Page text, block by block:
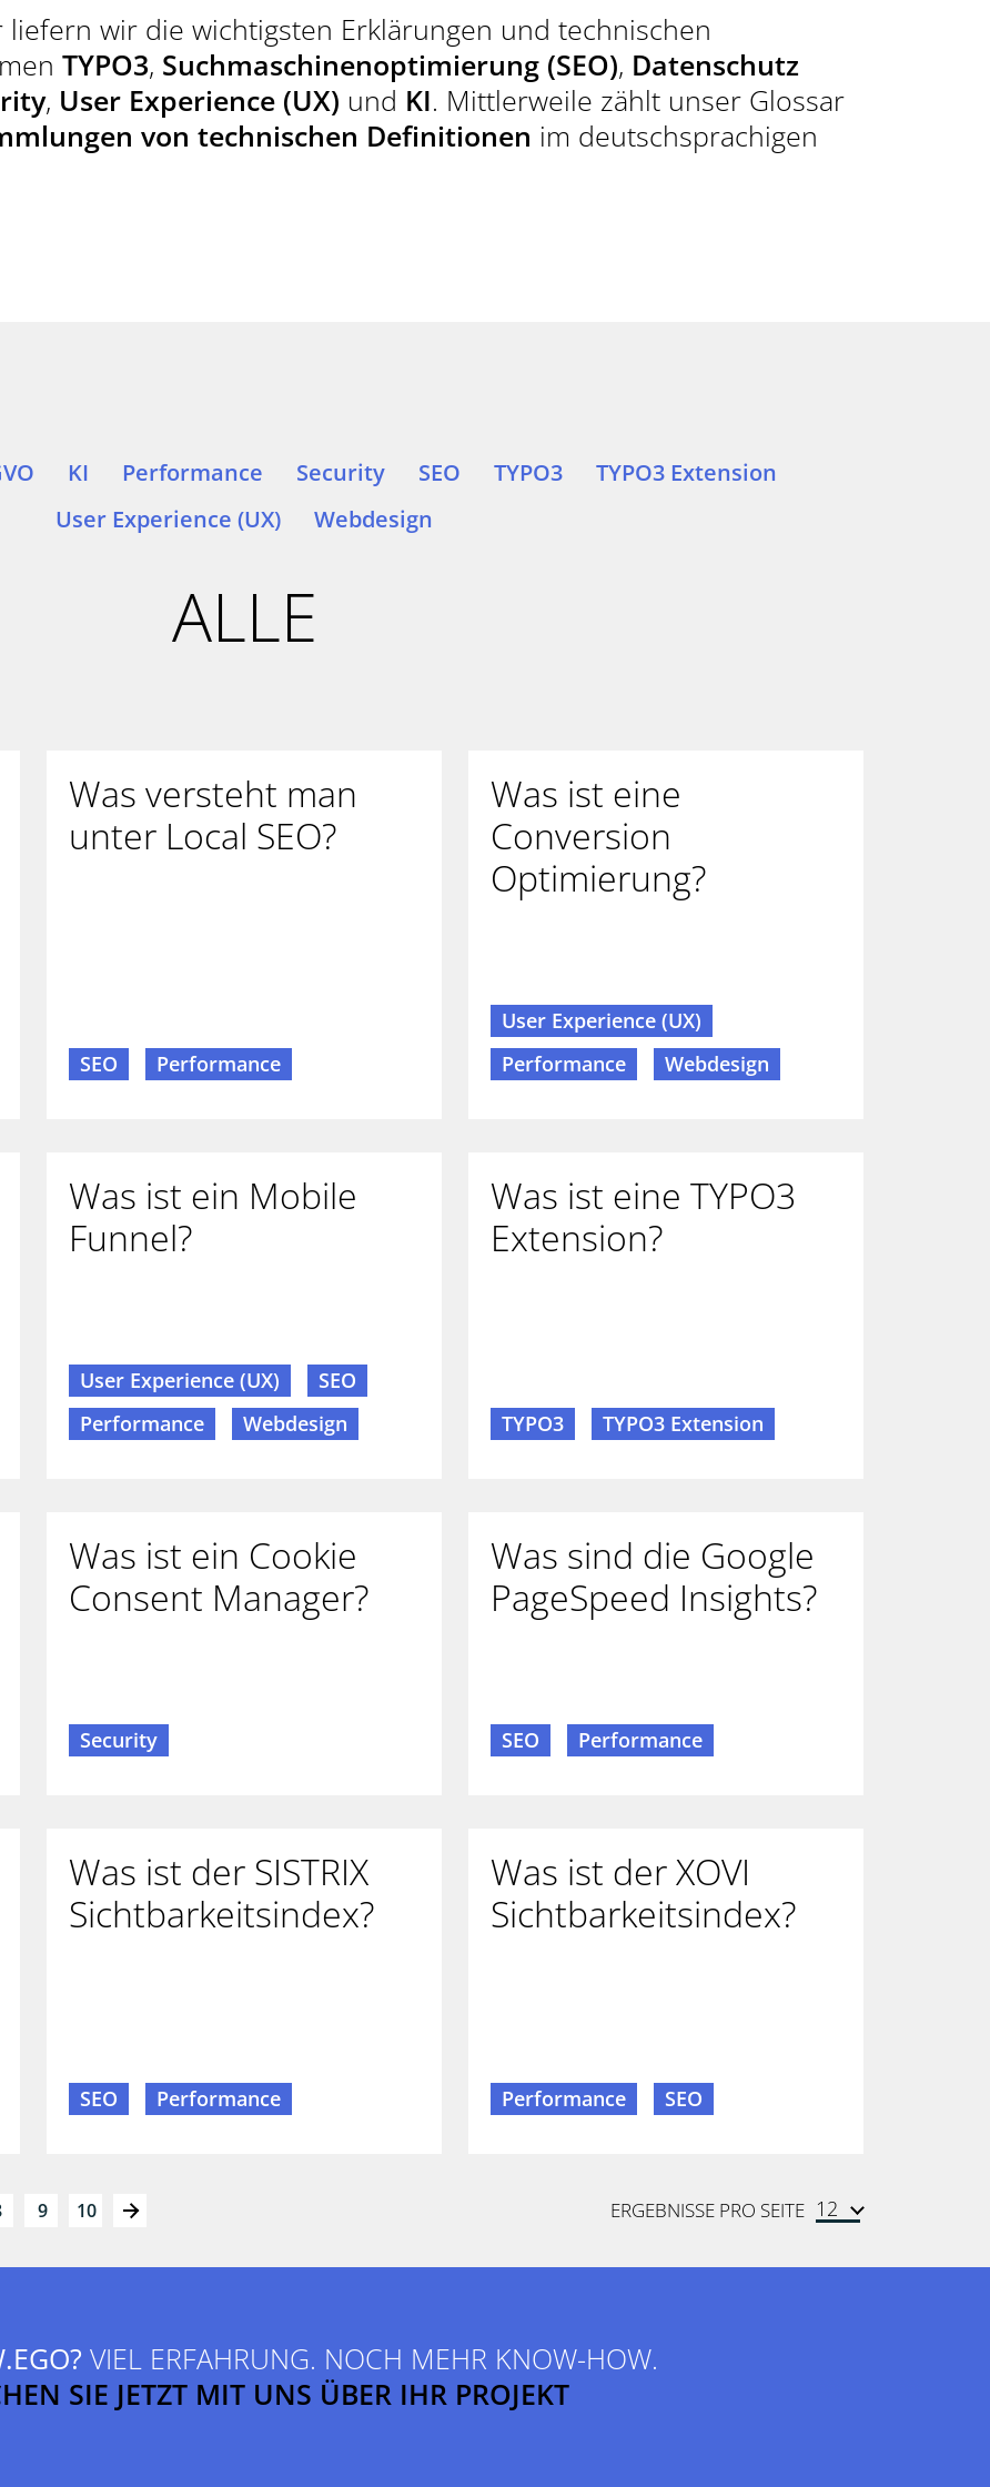
TYPO3-PROJEKT.
JETZT KONTAKT AUFNEHMEN
liefern wir die wichtigsten Erklärungen und technischen
TYPO3, Suchmaschinenoptimierung (SEO), Datenschutz
, User Experience (UX) und KI. Mittlerweile zählt unser Glossar
von technischen Definitionen im deutschsprachigen
KI Performance Security SEO TYPO3
TYPO3 Extension
User Experience (UX)
Webdesign
ALLE
Was versteht man
unter Local SEO?
SEO Performance
Was ist eine
Conversion
Optimierung?
User Experience (UX)
Performance
Webdesign
Was ist ein Mobile
Funnel?
User Experience (UX)
SEO
Performance
Webdesign
Was ist eine TYPO3
Extension?
TYPO3 TYPO3 Extension
Was ist ein Cookie
Consent Manager?
Security
Was sind die Google
PageSpeed Insights?
SEO Performance
Was ist der SISTRIX
Sichtbarkeitsindex?
SEO Performance
Was ist der XOVI
Sichtbarkeitsindex?
Performance SEO
9 10 ERGEBNISSE PRO SEITE
VIEL ERFAHRUNG. NOCH MEHR KNOW-HOW.
SIE JETZT MIT UNS ÜBER IHR PROJEKT